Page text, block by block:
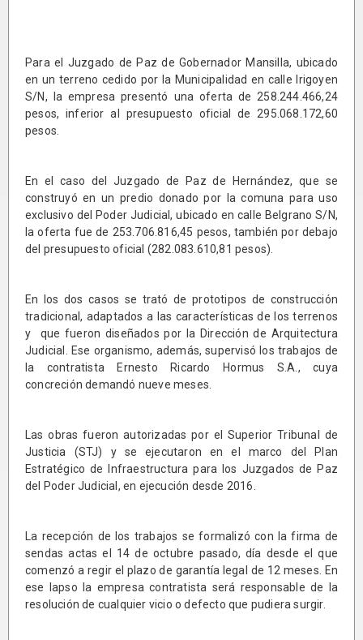
Para el Juzgado de Paz de Gobernador Mansilla, ubicado
en un terreno cedido por la Municipalidad en calle Irigoyen
S/N, la empresa presentó una oferta de 258.244.466,24
pesos, inferior al presupuesto oficial de 295.068.172,60
pesos.
En el caso del Juzgado de Paz de Hernández, que se
construyó en un predio donado por la comuna para uso
exclusivo del Poder Judicial, ubicado en calle Belgrano S/N,
la oferta fue de 253.706.816,45 pesos, también por debajo
del presupuesto oficial (282.083.610,81 pesos).
En los dos casos se trató de prototipos de construcción
tradicional, adaptados a las características de los terrenos
y que fueron diseñados por la Dirección de Arquitectura
Judicial. Ese organismo, además, supervisó los trabajos de
la contratista Ernesto Ricardo Hormus S.A., cuya
concreción demandó nueve meses.
Las obras fueron autorizadas por el Superior Tribunal de
Justicia (STJ) y se ejecutaron en el marco del Plan
Estratégico de Infraestructura para los Juzgados de Paz
del Poder Judicial, en ejecución desde 2016.
La recepción de los trabajos se formalizó con la firma de
sendas actas el 14 de octubre pasado, día desde el que
comenzó a regir el plazo de garantía legal de 12 meses. En
ese lapso la empresa contratista será responsable de la
resolución de cualquier vicio o defecto que pudiera surgir.